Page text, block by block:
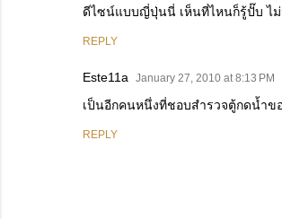
ดีไซน์แบบญี่ปุ่นนี่ เห็นที่ไหนก็รู้ปั๊บ ไม่
REPLY
Este11a January 27, 2010 at 8:13 PM
เป็นอีกคนหนึ่งที่ชอบสำรวจตู้กดน้ำข
REPLY